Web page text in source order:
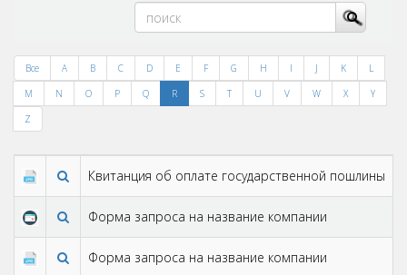
Все A B C D E F G H I J K
L
M
N O P Q R S T U V W X
Y
Z
Квитанция об оплате государственной пошлины
Форма запроса на название компании
Форма запроса на название компании